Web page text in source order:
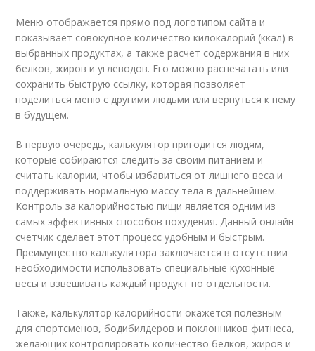
Меню отображается прямо под логотипом сайта и
показывает совокупное количество килокалорий (ккал) в
выбранных продуктах, а также расчет содержания в них
белков, жиров и углеводов. Его можно распечатать или
сохранить быструю ссылку, которая позволяет
поделиться меню с другими людьми или вернуться к нему
в будущем.
В первую очередь, калькулятор пригодится людям,
которые собираются следить за своим питанием и
считать калории, чтобы избавиться от лишнего веса и
поддерживать нормальную массу тела в дальнейшем.
Контроль за калорийностью пищи является одним из
самых эффективных способов похудения. Данный онлайн
счетчик сделает этот процесс удобным и быстрым.
Преимущество калькулятора заключается в отсутствии
необходимости использовать специальные кухонные
весы и взвешивать каждый продукт по отдельности.
Также, калькулятор калорийности окажется полезным
для спортсменов, бодибилдеров и поклонников фитнеса,
желающих контролировать количество белков, жиров и